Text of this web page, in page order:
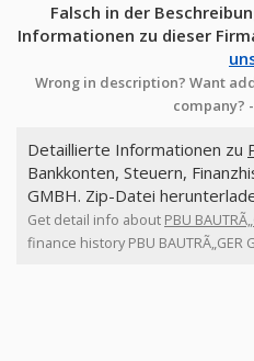
Falsch in der
Informationen zu dieser
Wrong in description? Want
company? -
Detaillierte Informationen zu
Bankkonten, Steuern,
GMBH. Zip-Datei
Get detail info about PBU
finance history PBU